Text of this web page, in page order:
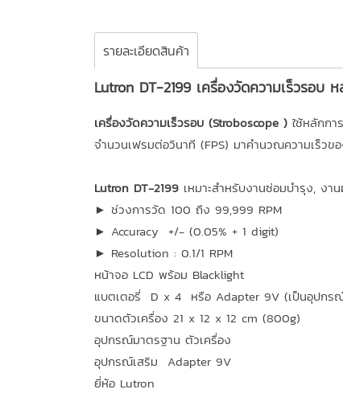
รายละเอียดสินค้า
Lutron DT-2199 เครื่องวัดความเร็วรอบ
เครื่องวัดความเร็วรอบ (Stroboscope ) ใช้หลักก
จำนวนเฟรมต่อวินาที (FPS) มาคำนวณความเร็ว
Lutron DT-2199 เหมาะสำหรับงานซ่อมบำรุง, ง
► ช่วงการวัด 100 ถึง 99,999 RPM
► Accuracy +/- (0.05% + 1 digit)
► Resolution : 0.1/1 RPM
หน้าจอ LCD พร้อม Blacklight
แบตเตอรี่ D x 4 หรือ Adapter 9V (เป็นอุปกร
ขนาดตัวเครื่อง 21 x 12 x 12 cm (800g)
อุปกรณ์มาตรฐาน ตัวเครื่อง
อุปกรณ์เสริม Adapter 9V
ยี่ห้อ Lutron